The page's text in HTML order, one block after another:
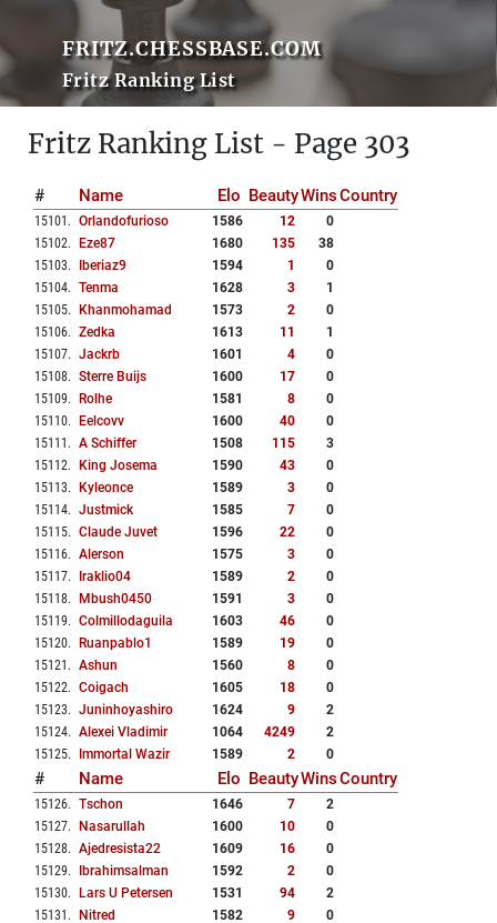
FRITZ.CHESSBASE.COM
Fritz Ranking List
Fritz Ranking List - Page 303
# Name Elo BeautyWinsCountry
15101 . Orlandofurioso 1586 12
0
15102. Eze87 1680 135
38
15103. Iberiaz9 1594 1
0
15104. Tenma 1628 3
1
15105. Khanmohamad 1573 2
0
15106. Zedka 1613 11
1
15107. Jackrb 1601 4
0
15108. Sterre Buijs 1600 17
0
15109. Rolhe 1581 8
0
15110. Eelcovv 1600 40
0
15111 . A Schiffer 1508 115
3
15112. King Josema 1590 43
0
15113. Kyleonce 1589 3
0
15114. Justmick 1585 7
0
15115. Claude Juvet 1596 22
0
15116. Alerson 1575 3
0
15117. Iraklio04 1589 2
0
15118. Mbush0450 1591 3
0
15119. Colmillodaguila 1603 46
0
15120. Ruanpablo1 1589 19
0
15121 . Ashun 1560 8
0
15122. Coigach 1605 18
0
15123. Juninhoyashiro 1624 9
2
15124. Alexei Vladimir 1064 4249
2
15125. Immortal Wazir 1589 2 0
# Name Elo BeautyWinsCountry
15126. Tschon 1646 7
2
15127. Nasarullah 1600 10
0
15128. Ajedresista22 1609 16
0
15129. Ibrahimsalman 1592 2
0
15130. Lars U Petersen 1531 94
2
15131 . Nitred 1582 9
0